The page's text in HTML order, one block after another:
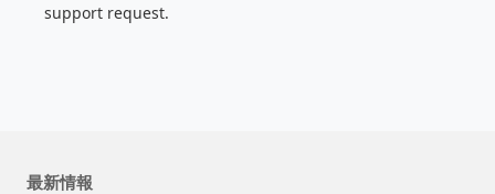
support request.
最新情報